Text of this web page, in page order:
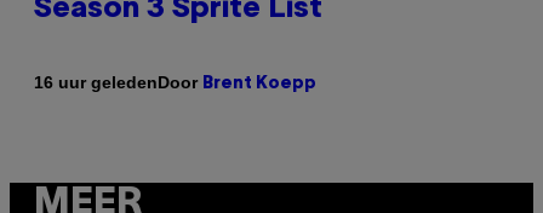
Season 3 Sprite List
16 uur geledenDoor Brent Koepp
MEER